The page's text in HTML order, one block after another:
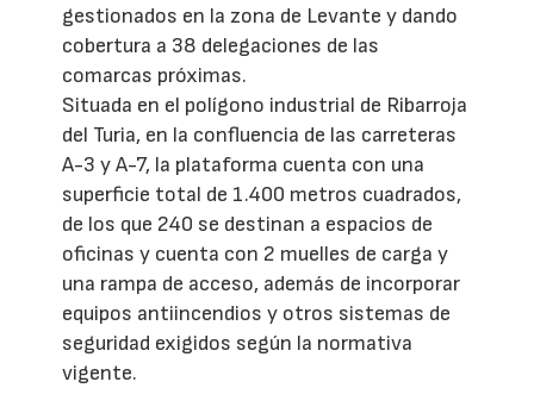
gestionados en la zona de Levante y dando
cobertura a 38 delegaciones de las
comarcas próximas.
Situada en el polígono industrial de Ribarroja
del Turia, en la confluencia de las carreteras
A-3 y A-7, la plataforma cuenta con una
superficie total de 1.400 metros cuadrados,
de los que 240 se destinan a espacios de
oficinas y cuenta con 2 muelles de carga y
una rampa de acceso, además de incorporar
equipos antiincendios y otros sistemas de
seguridad exigidos según la normativa
vigente.